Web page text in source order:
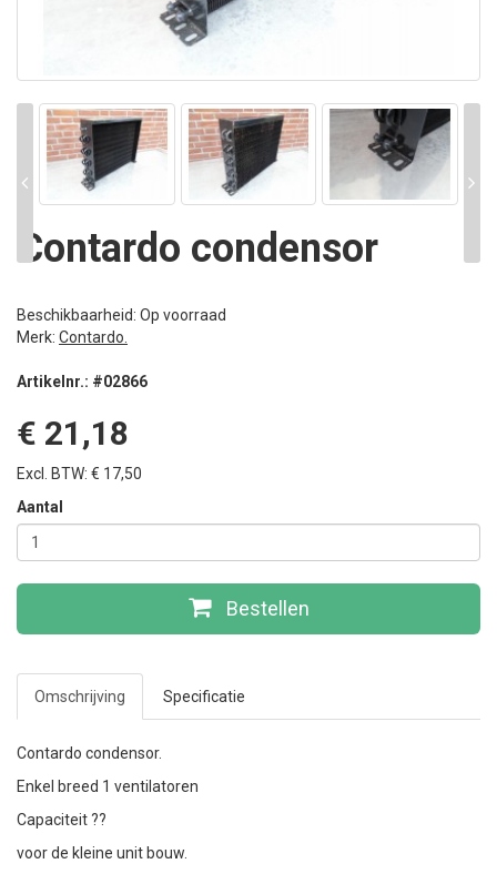
Contardo condensor
Beschikbaarheid: Op voorraad
Merk: Contardo.
Artikelnr.: #02866
€ 21,18
Excl. BTW: € 17,50
Aantal
Bestellen
Omschrijving Specificatie
Contardo condensor.
Enkel breed 1 ventilatoren
Capaciteit ??
voor de kleine unit bouw.